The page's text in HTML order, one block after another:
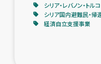
令和6年能
シリア・レバノン・トルコ
シリア国内避難民・
経済自立支援事業